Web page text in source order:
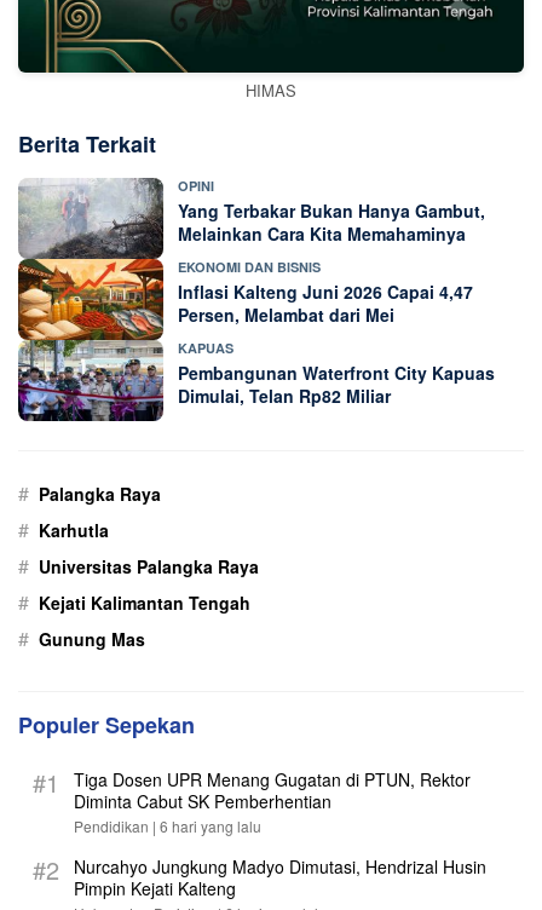
HIMAS
Berita Terkait
OPINI
Yang Terbakar Bukan Hanya Gambut,
Melainkan Cara Kita Memahaminya
EKONOMI DAN BISNIS
Inflasi Kalteng Juni 2026 Capai 4,47
Persen, Melambat dari Mei
KAPUAS
Pembangunan Waterfront City Kapuas
Dimulai, Telan Rp82 Miliar
# Palangka Raya
# Karhutla
# Universitas Palangka Raya
# Kejati Kalimantan Tengah
# Gunung Mas
Populer Sepekan
#1
Tiga Dosen UPR Menang Gugatan di PTUN, Rektor
Diminta Cabut SK Pemberhentian
Pendidikan | 6 hari yang lalu
#2
Nurcahyo Jungkung Madyo Dimutasi, Hendrizal Husin
Pimpin Kejati Kalteng